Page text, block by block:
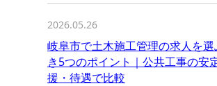
2026.05.26
岐阜市で土木施工管理の求人を
き5つのポイント｜公共工事の安
援・待遇で比較